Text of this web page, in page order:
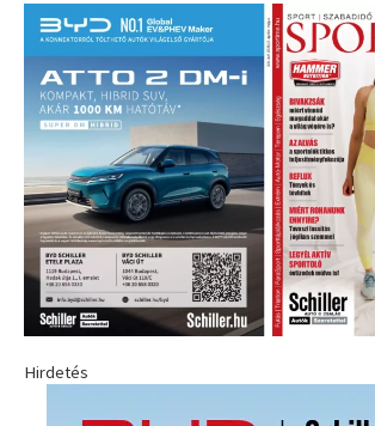
Hirdetés